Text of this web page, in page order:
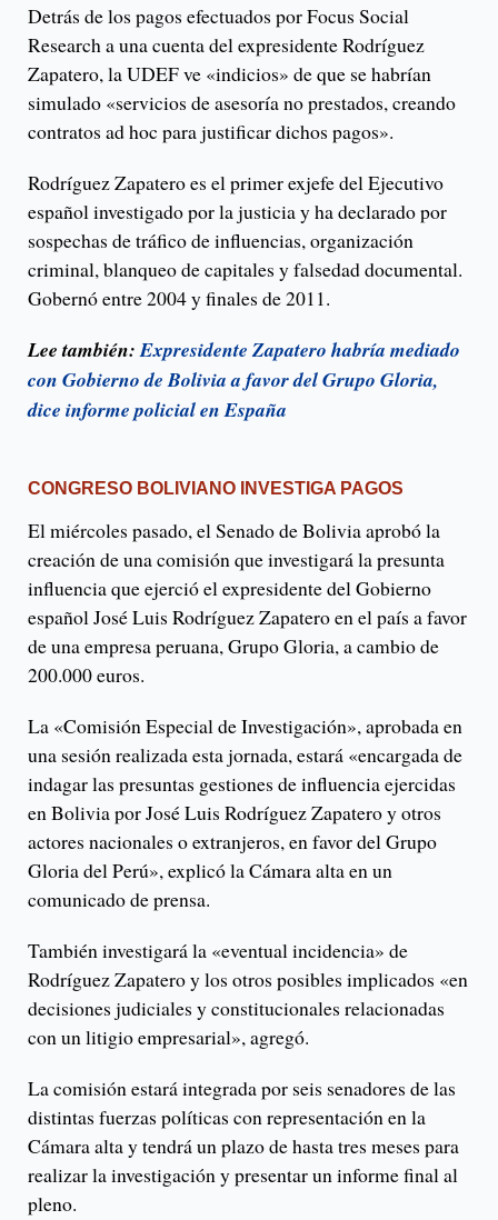
Detrás de los pagos efectuados por Focus Social
Research a una cuenta del expresidente Rodríguez
Zapatero, la UDEF ve «indicios» de que se habrían
simulado «servicios de asesoría no prestados, creando
contratos ad hoc para justificar dichos pagos».
Rodríguez Zapatero es el primer exjefe del Ejecutivo
español investigado por la justicia y ha declarado por
sospechas de tráfico de influencias, organización
criminal, blanqueo de capitales y falsedad documental.
Gobernó entre 2004 y finales de 2011.
Lee también:Expresidente Zapatero habría mediado
con Gobierno de Bolivia a favor del Grupo Gloria,
dice informe policial en España
CONGRESO BOLIVIANO INVESTIGA PAGOS
El miércoles pasado, el Senado de Bolivia aprobó la
creación de una comisión que investigará la presunta
influencia que ejerció el expresidente del Gobierno
español José Luis Rodríguez Zapatero en el país a favor
de una empresa peruana, Grupo Gloria, a cambio de
200.000 euros.
La «Comisión Especial de Investigación», aprobada en
una sesión realizada esta jornada, estará «encargada de
indagar las presuntas gestiones de influencia ejercidas
en Bolivia por José Luis Rodríguez Zapatero y otros
actores nacionales o extranjeros, en favor del Grupo
Gloria del Perú», explicó la Cámara alta en un
comunicado de prensa.
También investigará la «eventual incidencia» de
Rodríguez Zapatero y los otros posibles implicados «en
decisiones judiciales y constitucionales relacionadas
con un litigio empresarial», agregó.
La comisión estará integrada por seis senadores de las
distintas fuerzas políticas con representación en la
Cámara alta y tendrá un plazo de hasta tres meses para
realizar la investigación y presentar un informe final al
pleno.